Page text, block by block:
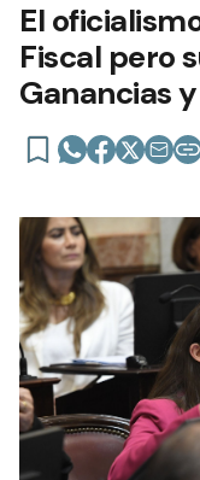
El
Fiscal pero
Ganancias